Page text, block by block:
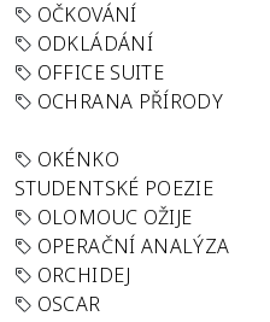
OČKOVÁNÍ
ODKLÁDÁNÍ
OFFICE SUITE
OCHRANA PŘÍRODY
OKÉNKO
STUDENTSKÉ POEZIE
OLOMOUC OŽIJE
OPERAČNÍ ANALÝZA
ORCHIDEJ
OSCAR